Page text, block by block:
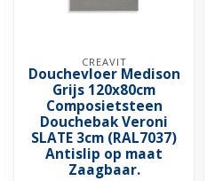
CREAVIT
Douchevloer Medison
Grijs 120x80cm
Composietsteen
Douchebak Veroni
SLATE 3cm (RAL7037)
Antislip op maat
Zaagbaar.